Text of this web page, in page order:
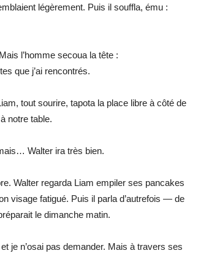
légèrement. Puis il souffla, ému :
l’homme secoua la tête :
que j’ai rencontrés.
tout sourire, tapota la place libre à côté de
notre table.
Walter ira très bien.
Walter regarda Liam empiler ses pancakes
visage fatigué. Puis il parla d’autrefois — de
le dimanche matin.
je n’osai pas demander. Mais à travers ses